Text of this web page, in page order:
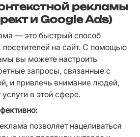
рекламы
и Google Ads)
— это быстрый способ
на сайт. С помощью
вы можете настроить
запросы, связанные с
и привлечь внимание людей,
в этой сфере.
позволяет нацеливаться